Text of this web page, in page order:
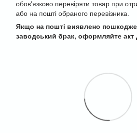
обов’язково перевіряти товар при
або на пошті обраного перевізника.
Якщо на пошті виявлено
заводський брак, оформляйте акт